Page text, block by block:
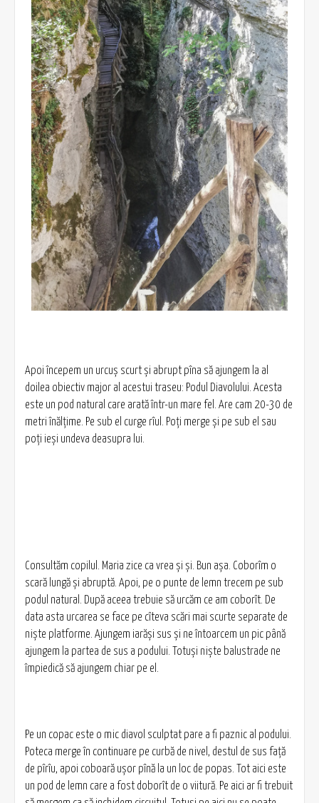
Apoi începem un urcuș scurt și abrupt pîna să ajungem la al
doilea obiectiv major al acestui traseu: Podul Diavolului. Acesta
este un pod natural care arată într-un mare fel. Are cam 20-30 de
metri înălțime. Pe sub el curge rîul. Poți merge și pe sub el sau
poți ieși undeva deasupra lui.
Consultăm copilul. Maria zice ca vrea și și. Bun așa. Coborîm o
scară lungă și abruptă. Apoi, pe o punte de lemn trecem pe sub
podul natural. După aceea trebuie să urcăm ce am coborît. De
data asta urcarea se face pe cîteva scări mai scurte separate de
niște platforme. Ajungem iarăși sus și ne întoarcem un pic până
ajungem la partea de sus a podului. Totuși niște balustrade ne
împiedică să ajungem chiar pe el.
Pe un copac este o mic diavol sculptat pare a fi paznic al podului.
Poteca merge în continuare pe curbă de nivel, destul de sus față
de pîrîu, apoi coboară ușor pînă la un loc de popas. Tot aici este
un pod de lemn care a fost doborît de o viitură. Pe aici ar fi trebuit